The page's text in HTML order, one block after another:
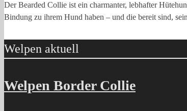
Der Bearded Collie ist ein charmanter, lebhafter
Bindung zu ihrem Hund haben – und die bereit sind,
Welpen aktuell
Welpen Border Collie